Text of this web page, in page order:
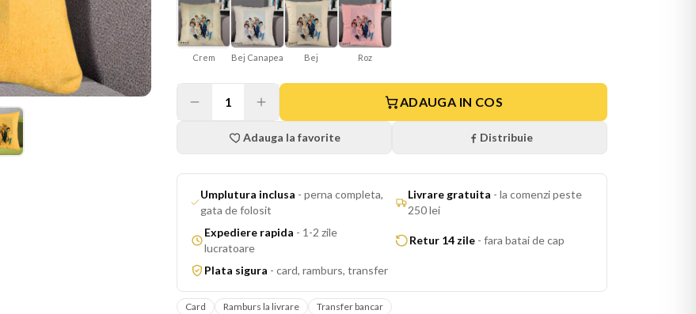
Crem Bej Canapea Bej Roz
1 ADAUGA IN COS
Adauga la favorite Distribuie
Umplutura inclusa -perna completa,
gata de folosit
Livrare gratuita -la comenzi peste
250 lei
Expediere rapida - 1-2 zile
lucratoare
Retur 14 zile - fara batai de cap
Plata sigura - card, ramburs, transfer
Card Ramburs la livrare
Transfer bancar